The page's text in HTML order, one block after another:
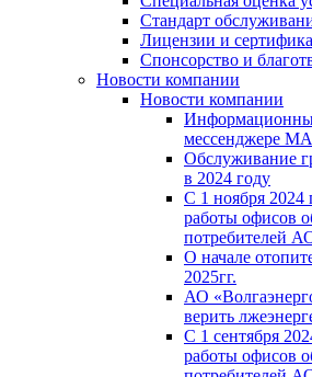
Стандарт
Лицензии и
Спонсорство и
Новости компании
Новости компании
мессенджере
Обслуживание
в 2024 году
С 1 ноября 2024
работы офисов
потребителей
О начале
2025гг.
АО
верить
С 1 сентября
работы офисов